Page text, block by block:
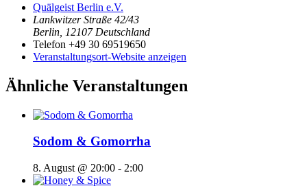
Quälgeist Berlin e.V.
Lankwitzer Straße 42/43
Berlin 12107 Deutschland
Telefon +49 30 69519650
Veranstaltungsort-Website anzeigen
Ähnliche Veranstaltungen
Sodom & Gomorrha
8. August @ 20:00 - 2:00